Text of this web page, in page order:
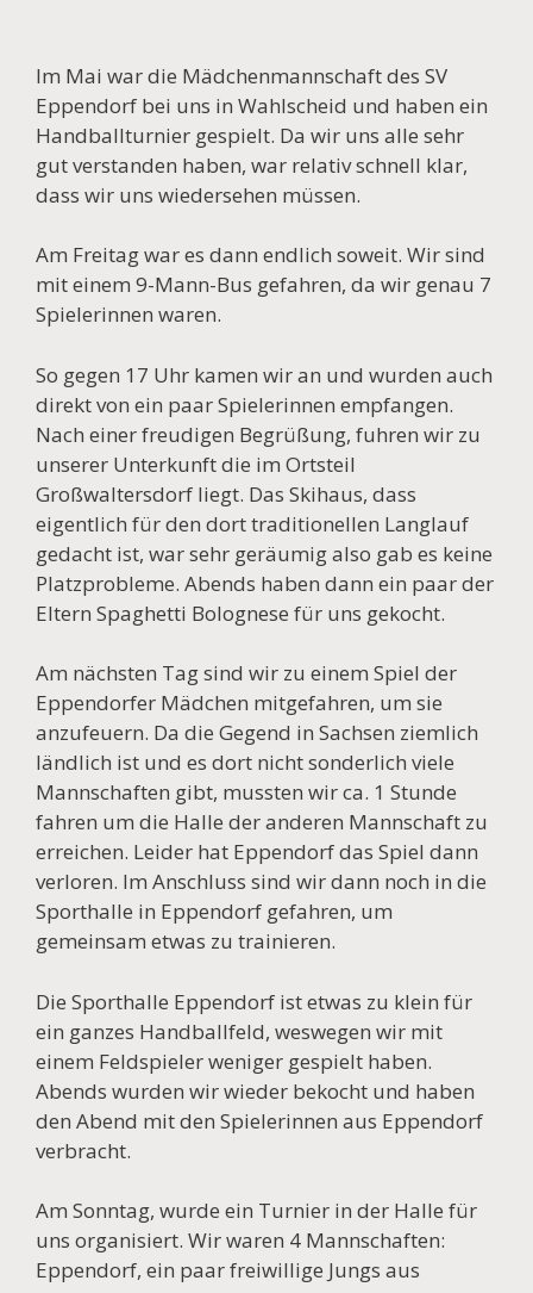
Im Mai war die Mädchenmannschaft des SV
Eppendorf bei uns in Wahlscheid und haben ein
Handballturnier gespielt. Da wir uns alle sehr
gut verstanden haben, war relativ schnell klar,
dass wir uns wiedersehen müssen.
Am Freitag war es dann endlich soweit. Wir sind
mit einem 9-Mann-Bus gefahren, da wir genau 7
Spielerinnen waren.
So gegen 17 Uhr kamen wir an und wurden auch
direkt von ein paar Spielerinnen empfangen.
Nach einer freudigen Begrüßung, fuhren wir zu
unserer Unterkunft die im Ortsteil
Großwaltersdorf liegt. Das Skihaus, dass
eigentlich für den dort traditionellen Langlauf
gedacht ist, war sehr geräumig also gab es keine
Platzprobleme. Abends haben dann ein paar der
Eltern Spaghetti Bolognese für uns gekocht.
Am nächsten Tag sind wir zu einem Spiel der
Eppendorfer Mädchen mitgefahren, um sie
anzufeuern. Da die Gegend in Sachsen ziemlich
ländlich ist und es dort nicht sonderlich viele
Mannschaften gibt, mussten wir ca. 1 Stunde
fahren um die Halle der anderen Mannschaft zu
erreichen. Leider hat Eppendorf das Spiel dann
verloren. Im Anschluss sind wir dann noch in die
Sporthalle in Eppendorf gefahren, um
gemeinsam etwas zu trainieren.
Die Sporthalle Eppendorf ist etwas zu klein für
ein ganzes Handballfeld, weswegen wir mit
einem Feldspieler weniger gespielt haben.
Abends wurden wir wieder bekocht und haben
den Abend mit den Spielerinnen aus Eppendorf
verbracht.
Am Sonntag, wurde ein Turnier in der Halle für
uns organisiert. Wir waren 4 Mannschaften:
Eppendorf, ein paar freiwillige Jungs aus